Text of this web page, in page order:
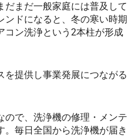
だまだ一般家庭には普及して
ンドになると、冬の寒い時期
コン洗浄という2本柱が形成
を提供し事業発展につながる
ので、洗浄機の修理・メンテ
毎日全国から洗浄機が届き